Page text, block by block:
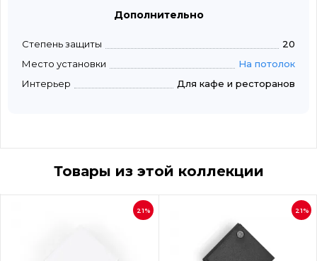
Дополнительно
Степень защиты
20
Место установки
На потолок
Интерьер
Для кафе и ресторанов
Товары из этой коллекции
21% 21%